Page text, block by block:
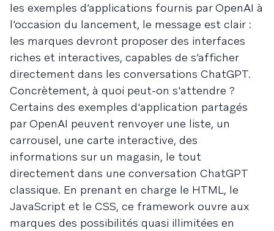
les exemples d’applications fournis par OpenAI à
l’occasion du lancement, le message est clair :
les marques devront proposer des interfaces
riches et interactives, capables de s’afficher
directement dans les conversations ChatGPT.
Concrètement, à quoi peut-on s'attendre ?
Certains des exemples d'application partagés
par OpenAI peuvent renvoyer une liste, un
carrousel, une carte interactive, des
informations sur un magasin, le tout
directement dans une conversation ChatGPT
classique. En prenant en charge le HTML, le
JavaScript et le CSS, ce framework ouvre aux
marques des possibilités quasi illimitées en